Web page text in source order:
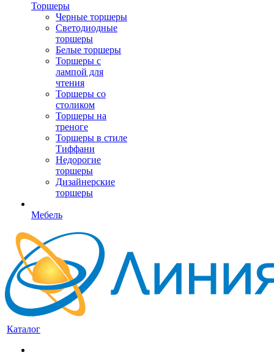
Торшеры
Черные торшеры
Светодиодные
торшеры
Белые торшеры
Торшеры с
лампой для
чтения
Торшеры со
столиком
Торшеры на
треноге
Торшеры в стиле
Тиффани
Недорогие
торшеры
Дизайнерские
торшеры
Мебель
Каталог